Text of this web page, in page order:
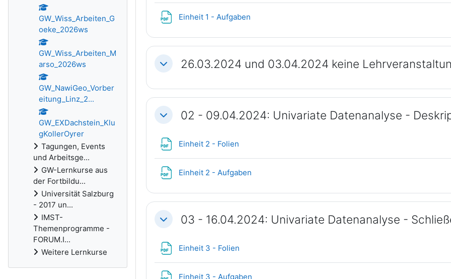
Einheit 1 - Aufgaben
Einklappen26.03.2024 und 03.04.2024 keine
Einklappen02 - 09.04.2024: Univariate Datenanalyse -
Einheit 2 - Folien
Einheit 2 - Aufgaben
Einklappen03 - 16.04.2024: Univariate Datenanalyse -
Einheit 3 - Folien
Einheit 3 - Aufgaben
GW_Wiss_Arbeiten_G
oeke_2026ws
GW_Wiss_Arbeiten_M
arso_2026ws
GW_NawiGeo_Vorber
eitung_Linz_2...
GW_EXDachstein_Klu
gKollerOyrer
Tagungen, Events
und Arbeitsge...
GW-Lernkurse aus
der Fortbildu...
Universität Salzburg
- 2017 un...
IMST-
Themenprogramme -
FORUM.I...
Weitere Lernkurse